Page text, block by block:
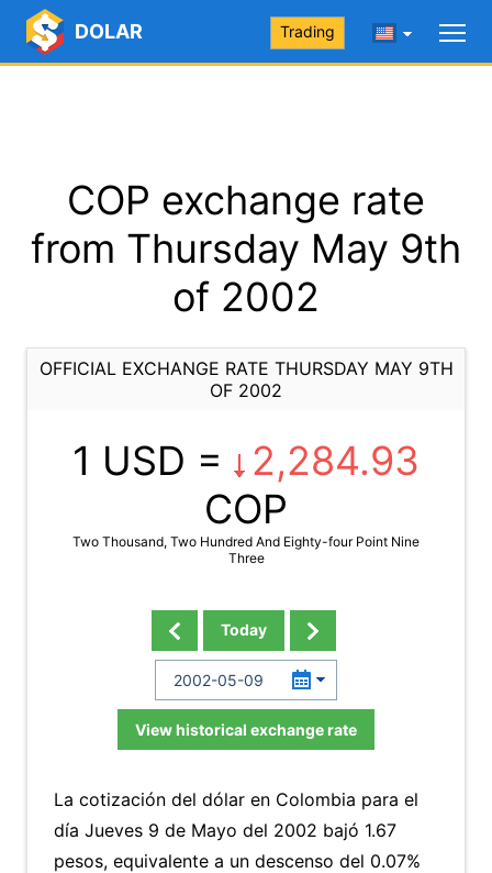
DOLAR Trading
COP exchange rate
from Thursday May 9th
of 2002
OFFICIAL EXCHANGE RATE THURSDAY MAY 9TH
OF 2002
1 USD =
2,284.93
COP
Two Thousand, Two Hundred And Eighty-four Point Nine
Three
Today
View historical exchange rate
La cotización del dólar en Colombia para el
día Jueves 9 de Mayo del 2002 bajó 1.67
pesos, equivalente a un descenso del 0.07%